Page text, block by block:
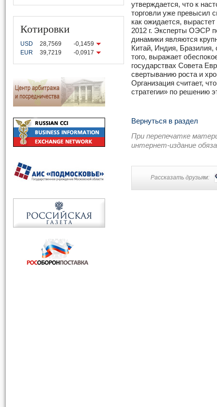
Котировки
USD 28,7569
-0,1459
EUR
39,7219 -0,0917
утверждается, что к
торговли уже превысил
как ожидается,
2012 г. Эксперты ОЭСР
динамики являются
Китай, Индия,
того, выражает
государствах Совета
свертыванию роста и
Организация считает,
стратегии» по решению
Вернуться в раздел
При перепечатке
интернет-издание
Рассказать друзьям: